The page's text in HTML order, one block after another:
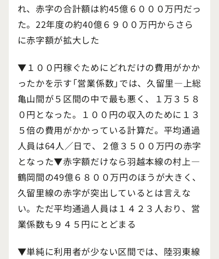
れ、赤字の合計額は約45億６０００万円だっ
た。22年度の約40億６９００万円からさら
に赤字額が拡大した
▼１００円稼ぐためにどれだけの費用がかか
ったかを示す「営業係数」では、久留里―上総
亀山間が５区間の中で最も悪く、１万３５８
０円となった。１００円の収入のために１３
５倍の費用がかかっている計算だ。平均通過
人員は64人／日で、２億３５００万円の赤字
となった▼赤字額だけなら羽越本線の村上―
鶴岡間の49億６８００万円のほうが大きく、
久留里線の赤字が突出しているとは言えな
い。ただ平均通過人員は１４２３人おり、営
業係数も９４５円にとどまる
▼単純に利用者が少ない区間では、陸羽東線